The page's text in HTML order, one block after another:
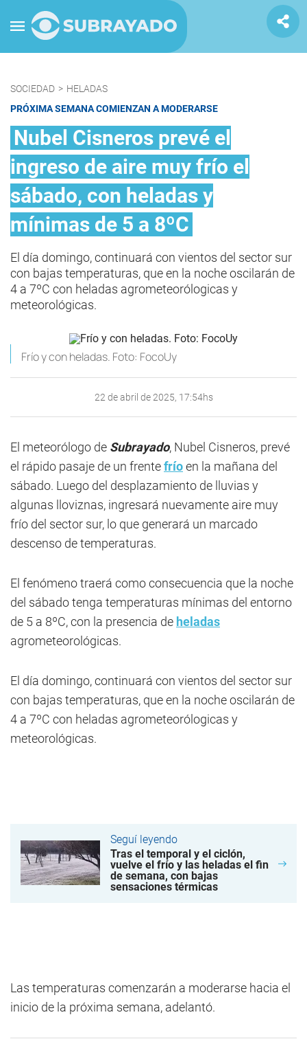
SOCIEDAD > HELADAS
PRÓXIMA SEMANA COMIENZAN A MODERARSE
Nubel Cisneros prevé el
ingreso de aire muy frío el
sábado, con heladas y
mínimas de 5 a 8ºC
El día domingo, continuará con vientos del sector sur
con bajas temperaturas, que en la noche oscilarán de
4 a 7ºC con heladas agrometeorólogicas y
meteorológicas.
Frío y con heladas. Foto: FocoUy
22 de abril de 2025, 17:54hs
El meteorólogo de Subrayado, Nubel Cisneros, prevé
el rápido pasaje de un frentefríoen la mañana del
sábado. Luego del desplazamiento de lluvias y
algunas lloviznas, ingresará nuevamente aire muy
frío del sector sur, lo que generará un marcado
descenso de temperaturas.
El fenómeno traerá como consecuencia que la noche
del sábado tenga temperaturas mínimas del entorno
de 5 a 8ºC, con la presencia de heladas
agrometeorológicas.
El día domingo, continuará con vientos del sector sur
con bajas temperaturas, que en la noche oscilarán de
4 a 7ºC con heladas agrometeorólogicas y
meteorológicas.
Seguí leyendo
Tras el temporal y el ciclón,
vuelve el frío y las heladas el fin
de semana, con bajas
sensaciones térmicas
Las temperaturas comenzarán a moderarse hacia el
inicio de la próxima semana, adelantó.